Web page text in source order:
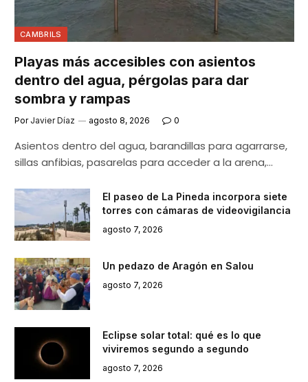
CAMBRILS
Playas más accesibles con asientos
dentro del agua, pérgolas para dar
sombra y rampas
Por Javier Díaz agosto 8, 2026 0
Asientos dentro del agua, barandillas para agarrarse,
sillas anfibias, pasarelas para acceder a la arena,…
El paseo de La Pineda incorpora siete
torres con cámaras de videovigilancia
agosto 7, 2026
Un pedazo de Aragón en Salou
agosto 7, 2026
Eclipse solar total: qué es lo que
viviremos segundo a segundo
agosto 7, 2026